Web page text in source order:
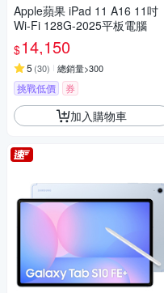
Apple蘋果 iPad 11 A16 11吋
Wi-Fi 128G-2025平板電腦
$14,150
5 (30) 總銷量>300
挑戰低價 券
加入購物車